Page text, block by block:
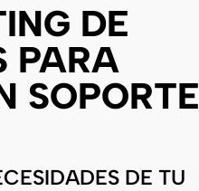
DE
PARA
SOPORTE
DE TU